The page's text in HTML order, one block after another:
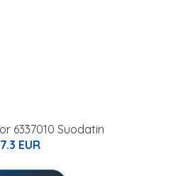
6337010 Suodatin
EUR